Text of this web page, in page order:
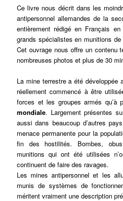
Ce livre nous décrit dans les
antipersonnel allemandes de la
entièrement rédigé en Français
grands spécialistes en munitions
Cet ouvrage nous offre un contenu
nombreuses photos et plus de 30
La mine terrestre a été développée
réellement commencé à être
forces et les groupes armés
mondiale. Largement présentes
aussi dans beaucoup d’autres
menace permanente pour la
fin des hostilités. Bombes,
munitions qui ont été utilisées
continuent de faire des ravages.
Les mines antipersonnel et les
munis de systèmes de
méritent vraiment une description